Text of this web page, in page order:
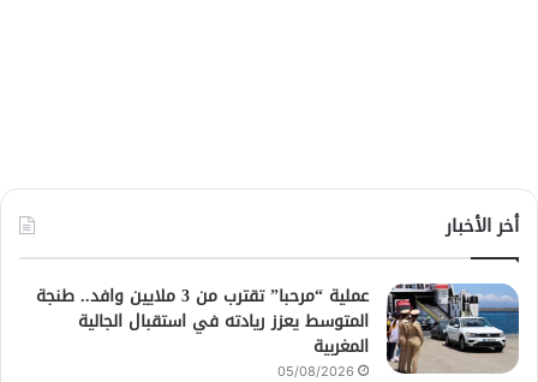
أخر الأخبار
عملية “مرحبا” تقترب من 3 ملايين وافد.. طنجة
المتوسط يعزز ريادته في استقبال الجالية
المغربية
05/08/2026